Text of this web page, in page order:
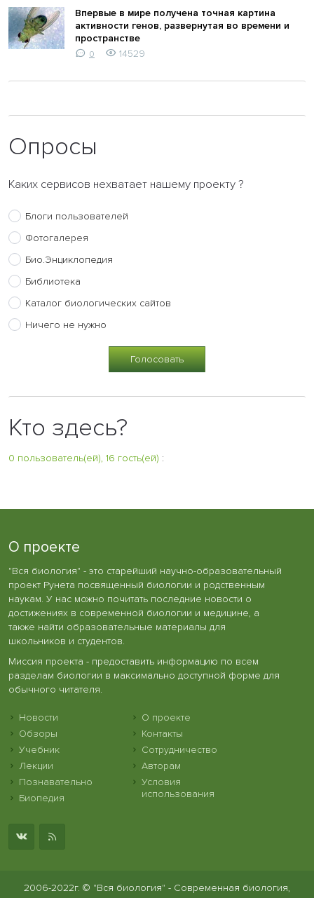
Впервые в мире получена точная картина
активности генов, развернутая во времени и
пространстве
0 14529
Опросы
Каких сервисов нехватает нашему проекту ?
Блоги пользователей
Фотогалерея
Био.Энциклопедия
Библиотека
Каталог биологических сайтов
Ничего не нужно
Кто здесь?
0 пользователь(ей), 16 гость(ей) :
О проекте
"Вся биология" - это старейший научно-образовательный
проект Рунета посвященный биологии и родственным
наукам. У нас можно почитать последние новости о
достижениях в современной биологии и медицине, а
также найти образовательные материалы для
школьников и студентов.
Миссия проекта - предоставить информацию по всем
разделам биологии в максимально доступной форме для
обычного читателя.
Новости
Обзоры
Учебник
Лекции
Познавательно
Биопедия
О проекте
Контакты
Сотрудничество
Авторам
Условия
использования
2006-2022г. © "Вся биология" - Современная биология,